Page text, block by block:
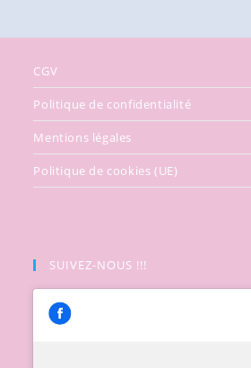
CGV
Politique de confidentialité
Mentions légales
Politique de cookies (UE)
SUIVEZ-NOUS !!!